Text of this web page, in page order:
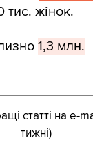
тис. жінок.
1,3 млн.
статті на e-
тижні)